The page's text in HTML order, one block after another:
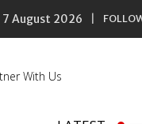
7 August 2026
With Us